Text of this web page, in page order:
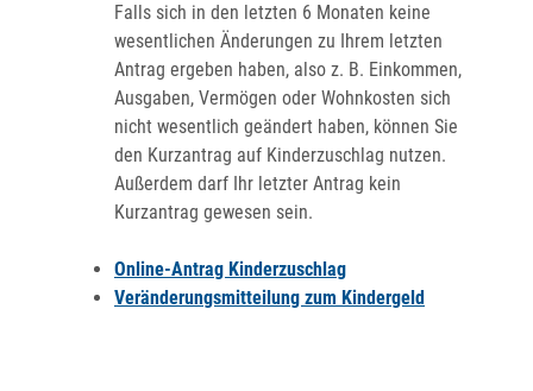
Falls sich in den letzten 6 Monaten keine
wesentlichen Änderungen zu Ihrem letzten
Antrag ergeben haben, also z. B. Einkommen,
Ausgaben, Vermögen oder Wohnkosten sich
nicht wesentlich geändert haben, können Sie
den Kurzantrag auf Kinderzuschlag nutzen.
Außerdem darf Ihr letzter Antrag kein
Kurzantrag gewesen sein.
Online-Antrag Kinderzuschlag
Veränderungsmitteilung zum Kindergeld